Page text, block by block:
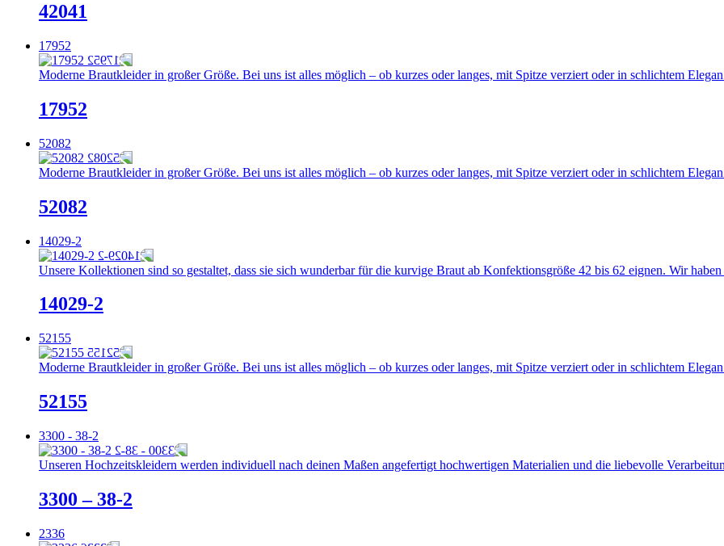
42041
17952
Moderne Brautkleider in großer Größe. Bei uns ist alles möglich – ob kurzes oder langes, mit Spitze verziert oder in schlichtem
17952
52082
Moderne Brautkleider in großer Größe. Bei uns ist alles möglich – ob kurzes oder langes, mit Spitze verziert oder in schlichtem
52082
14029-2
Unsere Kollektionen sind so gestaltet, dass sie sich wunderbar für die kurvige Braut ab Konfektionsgröße 42 bis 62 eignen. Wir haben
14029-2
52155
Moderne Brautkleider in großer Größe. Bei uns ist alles möglich – ob kurzes oder langes, mit Spitze verziert oder in schlichtem
52155
3300 - 38-2
Unseren Hochzeitskleidern werden individuell nach deinen Maßen angefertigt hochwertigen Materialien und die liebevolle
3300 – 38-2
2336